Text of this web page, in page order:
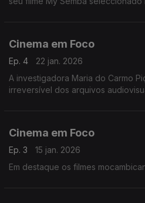
Cinema em Foco
Ep. 4
22 jan. 2026
A investigadora Maria do Carmo
irreversível dos arquivos
Cinema em Foco
Ep. 3
15 jan. 2026
Em destaque os filmes